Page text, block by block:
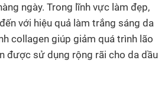
ngày. Trong lĩnh vực làm đẹp,
với hiệu quả làm trắng sáng da
collagen giúp giảm quá trình lão
được sử dụng rộng rãi cho da dầu